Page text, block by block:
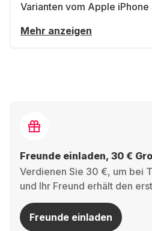
Varianten vom Apple iPhone
Mehr anzeigen
Freunde einladen, 30 €
Verdienen Sie 30 €, um bei
und Ihr Freund erhält den
Freunde einladen